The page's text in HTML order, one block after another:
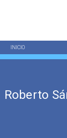
INICIO
Roberto